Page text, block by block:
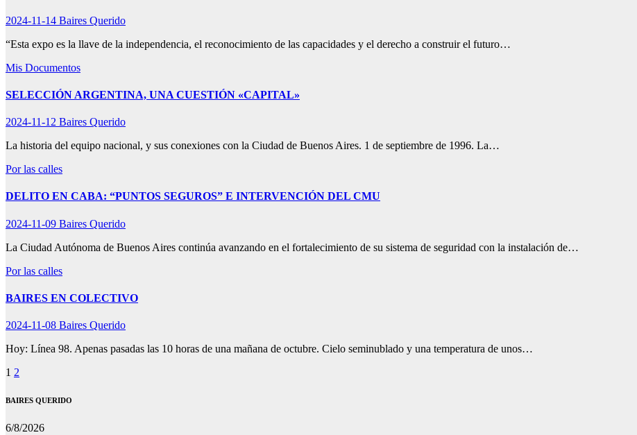
2024-11-14 Baires Querido
“Esta expo es la llave de la independencia, el reconocimiento de las capacidades y el derecho a construir el futuro…
Mis Documentos
SELECCIÓN ARGENTINA, UNA CUESTIÓN «CAPITAL»
2024-11-12 Baires Querido
La historia del equipo nacional, y sus conexiones con la Ciudad de Buenos Aires. 1 de septiembre de 1996. La…
Por las calles
DELITO EN CABA: “PUNTOS SEGUROS” E INTERVENCIÓN DEL CMU
2024-11-09 Baires Querido
La Ciudad Autónoma de Buenos Aires continúa avanzando en el fortalecimiento de su sistema de seguridad con la instalación de…
Por las calles
BAIRES EN COLECTIVO
2024-11-08 Baires Querido
Hoy: Línea 98. Apenas pasadas las 10 horas de una mañana de octubre. Cielo seminublado y una temperatura de unos…
Paginación
de
1 2
BAIRES QUERIDO
6/8/2026